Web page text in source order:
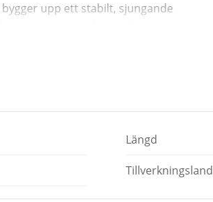
upp ett stabilt, sjungande
och avslappningssessioner där
Längd
Tillverkningsland